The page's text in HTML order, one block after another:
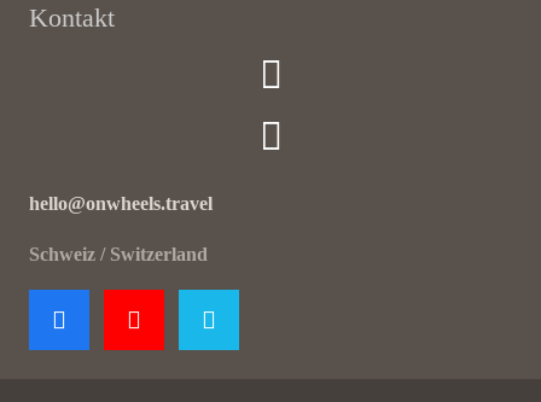
Kontakt
hello@onwheels.travel
Schweiz / Switzerland